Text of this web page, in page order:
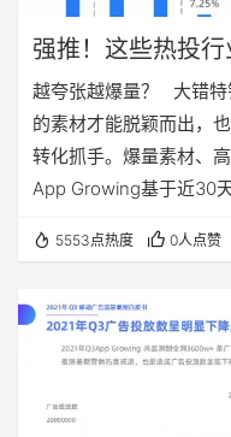
强推！这些热投
了
越夸张越爆量？ 大错特
的素材才能脱颖而出，
转化抓手。爆量素材、
App Growing基于近30
套路分析等方面，解读
活动广告为主的广告投
金融、汽车、家居家装
5553点热度 0人点赞